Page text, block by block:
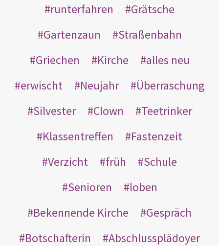
runterfahren
Grätsche
Gartenzaun
Straßenbahn
Griechen
Kirche
alles neu
erwischt
Neujahr
Überraschung
Silvester
Clown
Teetrinker
Klassentreffen
Fastenzeit
Verzicht
früh
Schule
Senioren
loben
Bekennende Kirche
Gespräch
Botschafterin
Abschlussplädoyer